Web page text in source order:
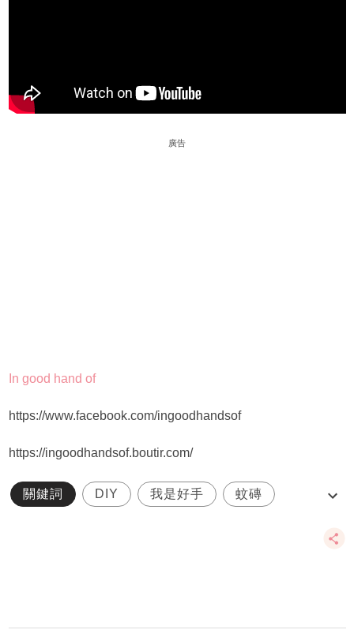
廣告
In good hand of
https://www.facebook.com/ingoodhandsof
https://ingoodhandsof.boutir.com/
關鍵詞 DIY 我是好手 蚊磚